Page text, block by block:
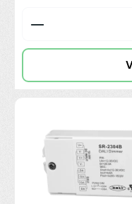
Produkt Anzahl: